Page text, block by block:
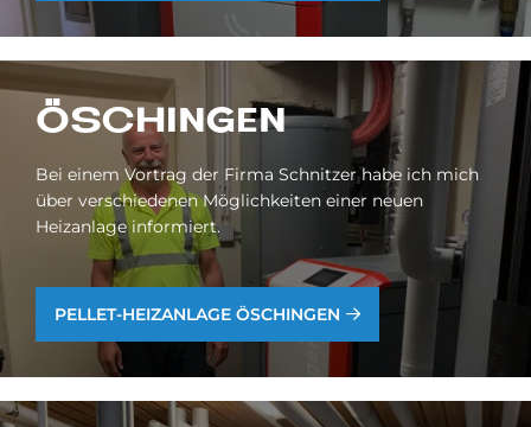
ÖSCHIN­GEN
Bei einem Vortrag der Firma Schnitzer habe ich mich
über verschiedenen Möglichkeiten einer neuen
Heizanlage informiert.
PEL­LET-HEIZ­AN­LA­GE ÖSCHIN­GEN